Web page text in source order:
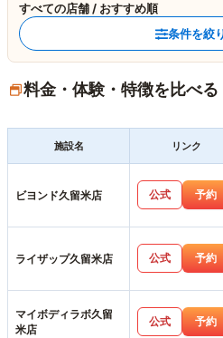
すべての店舗 / おすすめ順
条件を絞
料金・体験・特徴を比べる
施設名 リンク
ビヨンド久留米店 公式 予約
ライザップ久留米店 公式 予約
マイボディラボ久留
米店
公式 予約